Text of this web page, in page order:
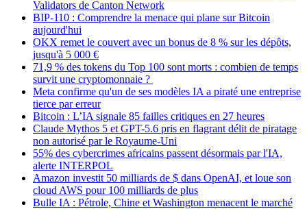
Validators de Canton Network
BIP-110 : Comprendre la menace qui plane sur Bitcoin
aujourd'hui
OKX remet le couvert avec un bonus de 8 % sur les dépôts,
jusqu'à 5 000 €
71,9 % des tokens du Top 100 sont morts : combien de temps
survit une cryptomonnaie ?
Meta confirme qu'un de ses modèles IA a piraté une entreprise
tierce par erreur
Bitcoin : L’IA signale 85 failles critiques en 27 heures
Claude Mythos 5 et GPT-5.6 pris en flagrant délit de piratage
non autorisé par le Royaume-Uni
55% des cybercrimes africains passent désormais par l'IA,
alerte INTERPOL
Amazon investit 50 milliards de $ dans OpenAI, et loue son
cloud AWS pour 100 milliards de plus
Bulle IA : Pétrole, Chine et Washington menacent le marché